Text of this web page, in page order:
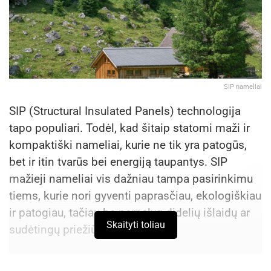
SIP nameliai
SIP (Structural Insulated Panels) technologija
tapo populiari. Todėl, kad šitaip statomi maži ir
kompaktiški nameliai, kurie ne tik yra patogūs,
bet ir itin tvarūs bei energiją taupantys. SIP
mažieji nameliai vis dažniau tampa pasirinkimu
tiems, kurie nori gyventi paprasčiau, ekologiškiau
ir patogiau, tačiau be pernelyg didelių išlaidų ar
sudėtingų priežiūros reikalavimų.
Skaityti toliau